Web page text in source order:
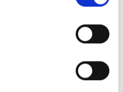
distributore
TROVALO